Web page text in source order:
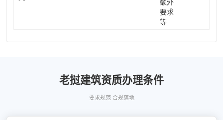
额外
要求
等
老挝建筑资质办理条件
要求规范 合规落地